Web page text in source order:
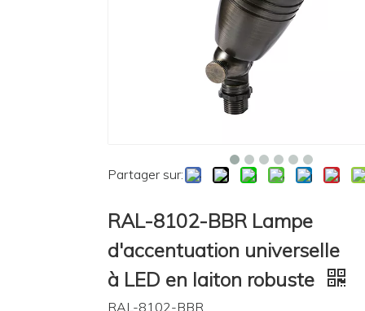
Partager sur:
RAL-8102-BBR Lampe
d'accentuation universelle
à LED en laiton robuste
RAL-8102-BBR